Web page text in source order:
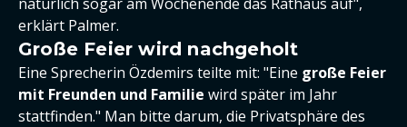
erklärt Palmer.
Große Feier wird nachgeholt
Eine Sprecherin Özdemirs teilte mit: "Eine große Feier
mit Freunden und Familie wird später im Jahr
stattfinden." Man bitte darum, die Privatsphäre des